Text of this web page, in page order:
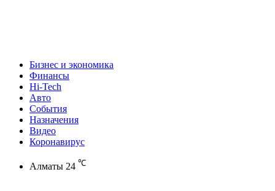
Бизнес и экономика
Финансы
Hi-Tech
Авто
События
Назначения
Видео
Коронавирус
Алматы 24 ℃